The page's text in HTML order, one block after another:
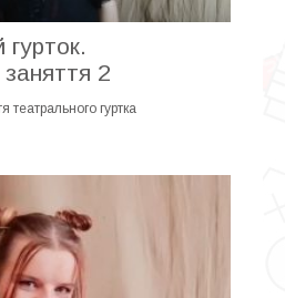
2
театрального гуртка